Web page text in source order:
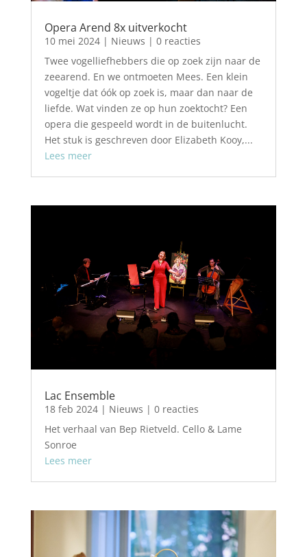
Opera Arend 8x uitverkocht
10 mei 2024| Nieuws | 0 reacties
Twee vogelliefhebbers die op zoek zijn naar de
zeearend. En we ontmoeten Mees. Een klein
vogeltje dat óók op zoek is, maar dan naar de
liefde. Wat vinden ze op hun zoektocht? Een
opera die gespeeld wordt in de buitenlucht.
Het stuk is geschreven door Elizabeth Kooy,...
Lees meer
Lac Ensemble
18 feb 2024| Nieuws | 0 reacties
Het verhaal van Bep Rietveld. Cello & Lame
Sonroe
Lees meer